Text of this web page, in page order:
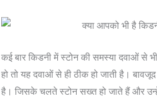
कई बार किडनी में स्टोन की समस्या दवाओं से
हो तो यह दवाओं से ही ठीक हो जाती है।
है। जिसके चलते स्टोन सख्त हो जाते हैं और